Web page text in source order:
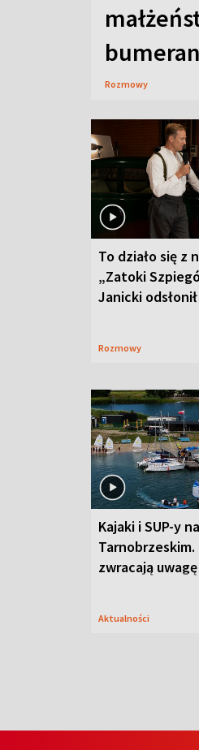
Rozmowy
To działo się z
„Zatoki
Janicki
Rozmowy
Kajaki i SUP-y
zwracają
Aktualności